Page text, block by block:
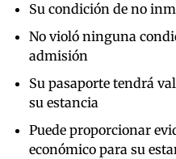
Su condición de no
No violó ninguna
admisión
Su pasaporte tendrá
su estancia
Puede proporcionar
económico para su